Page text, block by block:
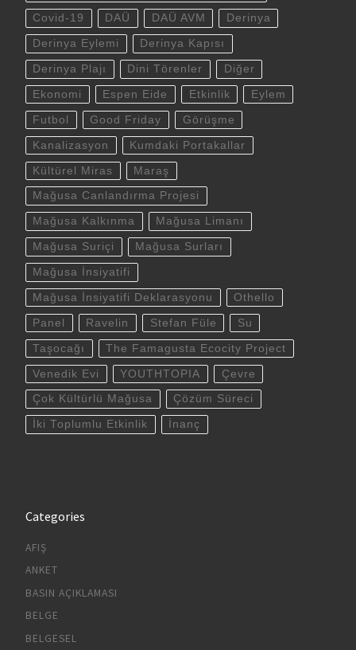
Covid-19 DAÜ DAÜ AVM Derinya
Derinya Eylemi Derinya Kapısı
Derinya Plajı Dini Törenler Diğer
Ekonomi Espen Eide Etkinlik Eylem
Futbol Good Friday Görüşme
Kanalizasyon Kumdaki Portakallar
Kültürel Miras Maraş
Mağusa Canlandırma Projesi
Mağusa Kalkınma Mağusa Limanı
Mağusa Suriçi Mağusa Surları
Mağusa İnsiyatifi
Mağusa İnsiyatifi Deklarasyonu Othello
Panel Ravelin Stefan Füle Su
Taşocağı The Famagusta Ecocity Project
Venedik Evi YOUTHTOPIA Çevre
Çok Kültürlü Mağusa Çözüm Süreci
İki Toplumlu Etkinlik İnanç
Categories
AFIŞ
ANKET
BASIN AÇIKLAMASI
BELGE
BELGESEL